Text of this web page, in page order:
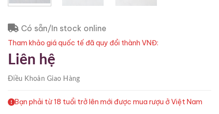
Có sẵn/In stock online
Tham khảo giá quốc tế đã quy đổi thành VNĐ:
Liên hệ
Điều KhoảnGiao Hàng
Bạn phải từ 18 tuổi trở lên mới được mua rượu ở Việt Nam